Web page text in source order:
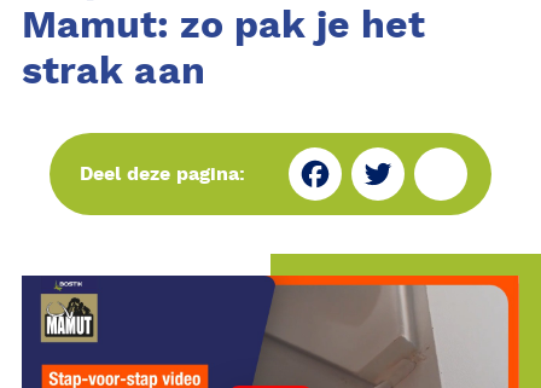
Mamut: zo pak je het
strak aan
Deel deze pagina:
Fa
bo
ok
Tw
er
Sh
e